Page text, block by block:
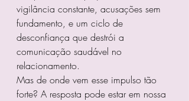
vigilância constante, acusações sem
fundamento, e um ciclo de
desconfiança que destrói a
comunicação saudável no
relacionamento.
Mas de onde vem esse impulso tão
forte? A resposta pode estar em nossa